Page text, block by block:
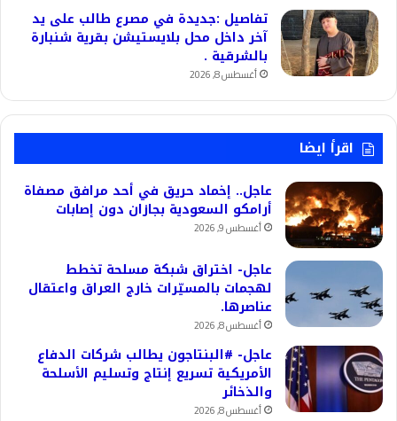
تفاصيل :جديدة في مصرع طالب على يد
آخر داخل محل بلايستيشن بقرية شنبارة
بالشرقية .
أغسطس 8, 2026
اقرأ ايضا
عاجل.. إخماد حريق في أحد مرافق مصفاة
أرامكو السعودية بجازان دون إصابات
أغسطس 9, 2026
عاجل- اختراق شبكة مسلحة تخطط
لهجمات بالمسيّرات خارج العراق واعتقال
عناصرها.
أغسطس 8, 2026
عاجل- #البنتاجون يطالب شركات الدفاع
الأمريكية تسريع إنتاج وتسليم الأسلحة
والذخائر
أغسطس 8, 2026